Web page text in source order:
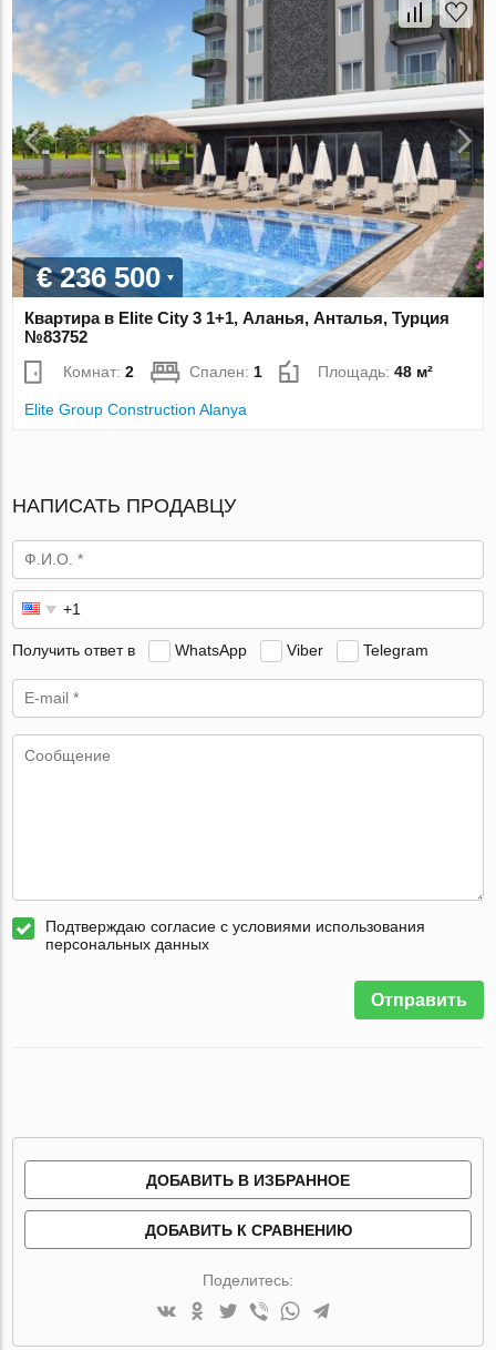
€ 236 500
Квартира в Elite City 3 1+1, Аланья, Анталья, Турция
№83752
Комнат:2 Спален:1 Площадь:48 м²
Elite Group Construction Alanya
НАПИСАТЬ ПРОДАВЦУ
Получить ответ в WhatsApp Viber Telegram
Подтверждаю согласие с условиями использования
персональных данных
Отправить
ДОБАВИТЬ В ИЗБРАННОЕ
ДОБАВИТЬ К СРАВНЕНИЮ
Поделитесь: